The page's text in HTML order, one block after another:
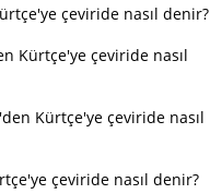
çeviride nasıl denir?
Kürtçe'ye çeviride nasıl
Kürtçe'ye çeviride nasıl
çeviride nasıl denir?